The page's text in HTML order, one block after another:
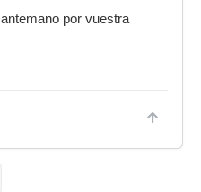
por vuestra